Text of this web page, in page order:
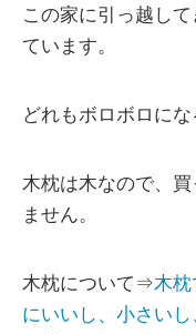
この家に引っ越し
ています。
どれもボロボロにな
木枕は木なので、
ません。
木枕について⇒木枕
にいいし、小さい